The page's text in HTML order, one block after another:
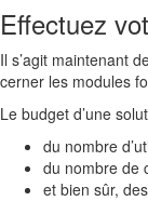
Effectuez
Il s’agit maintenant
cerner les modules
Le budget d’une
du nombre
du nombre de
et bien sûr,